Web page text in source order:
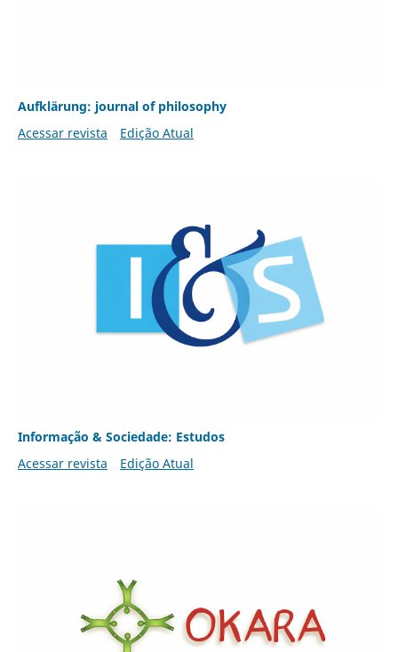
Aufklärung: journal of philosophy
Acessar revista
Edição Atual
Informação & Sociedade: Estudos
Acessar revista
Edição Atual